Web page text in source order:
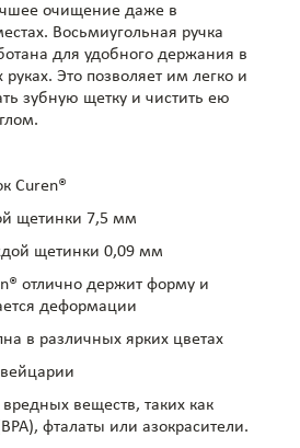
очищение даже в
Восьмиугольная ручка
для удобного держания в
Это позволяет им легко и
зубную щетку и чистить ею
Curen®
щетинки 7,5 мм
щетинки 0,09 мм
отлично держит форму и
деформации
в различных ярких цветах
веществ, таких как
фталаты или азокрасители.